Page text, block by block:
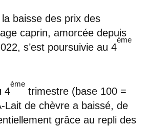
baisse des prix des
caprin, amorcée depuis
s’est poursuivie au 4
ème
4
ème
trimestre (base 100 =
Lait de chèvre a baissé, de
grâce au repli des